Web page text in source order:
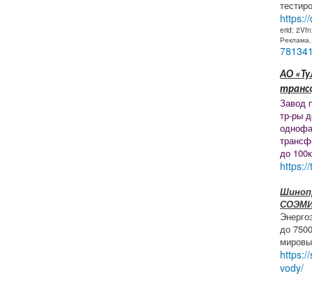
erid:
АО
Завод
тр-ры
до
до
vody/